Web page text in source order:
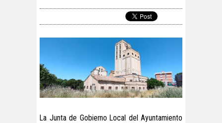
La Junta de Gobierno Local del Ayuntamiento